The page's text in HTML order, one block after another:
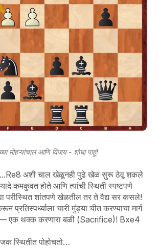
मोहऱ्यांचाल आणि विजय - शोधा पाहू!
...Re8 अशी चाल खेळूनही पुढे खेळ सुरू ठेवू शकले
कमकुवत होते आणि त्यांची स्थिती स्पष्टपणे
परीस्थित शांतपणे खेळतील तर ते वैद्य सर कसले!
चारी मुंड्या चीत करण्याचा मार्ग
एक थक्क करणारा बळी (Sacrifice)! Bxe4
स्थितीत पोहोचतो…